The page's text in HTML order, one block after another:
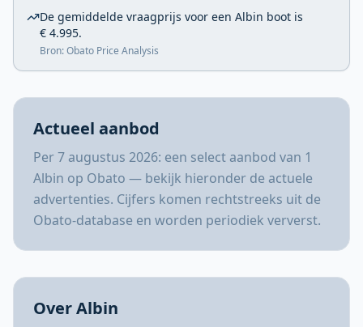
De gemiddelde vraagprijs voor een Albin boot is
€ 4.995.
Bron: Obato Price Analysis
Actueel aanbod
Per 7 augustus 2026: een select aanbod van 1
Albin op Obato — bekijk hieronder de actuele
advertenties. Cijfers komen rechtstreeks uit de
Obato-database en worden periodiek ververst.
Over Albin